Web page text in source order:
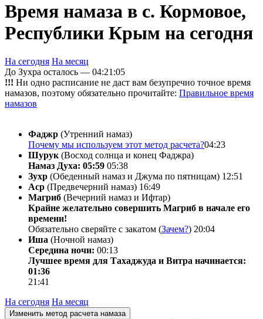
Время намаза в с. Кормовое,
Республики Крым на сегодня
На сегодня На месяц
До Зухра осталось — 04:21:05
!!! Ни одно расписание не даст вам безупречно точное время
намазов, поэтому обязательно прочитайте: Правильное время
намазов
Фаджр (Утренний намаз)
Почему мы используем этот метод расчета?04:23
Шурук (Восход солнца и конец Фаджра)
Намаз Духа: 05:59 05:38
Зухр (Обеденный намаз и Джума по пятницам) 12:51
Аср (Предвечерний намаз) 16:49
Магриб (Вечерний намаз и Ифтар)
Крайне желательно совершить Магриб в начале его
времени!
Обязательно сверяйте с закатом (Зачем?) 20:04
Иша (Ночной намаз)
Середина ночи: 00:13
Лучшее время для Тахаджуда и Витра начинается:
01:36
21:41
На сегодня На месяц
Изменить метод расчета намаза